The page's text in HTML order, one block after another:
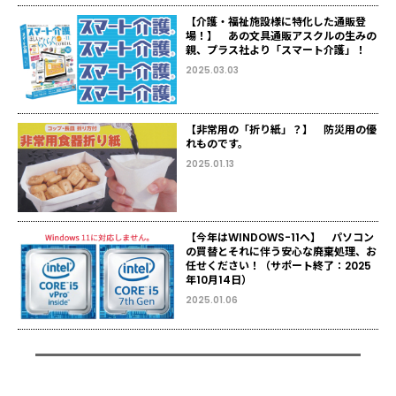
【介護・福祉施設様に特化した通販登
場！】 あの文具通販アスクルの生みの
親、プラス社より「スマート介護」！
2025.03.03
【非常用の「折り紙」？】 防災用の優
れものです。
2025.01.13
【今年はWINDOWS-11へ】 パソコン
の買替とそれに伴う安心な廃棄処理、お
任せください！（サポート終了：2025
年10月14日）
2025.01.06